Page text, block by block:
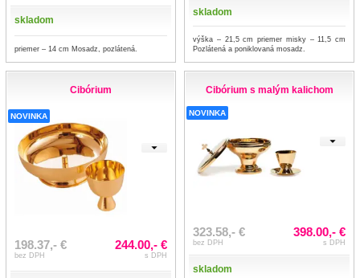
skladom
priemer – 14 cm Mosadz, pozlátená.
skladom
výška – 21,5 cm priemer misky – 11,5 cm
Pozlátená a poniklovaná mosadz.
Cibórium
NOVINKA
198.37,- €
bez DPH
244.00,- €
s DPH
Cibórium s malým kalichom
NOVINKA
323.58,- €
bez DPH
398.00,- €
s DPH
skladom